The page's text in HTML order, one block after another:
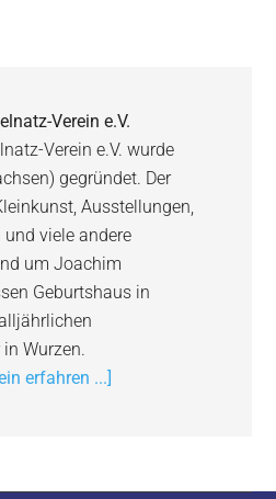
Verein e.V.
Verein e.V. wurde
gegründet. Der
Ausstellungen,
und viele andere
um Joachim
Geburtshaus in
Wurzen.
erfahren ...]